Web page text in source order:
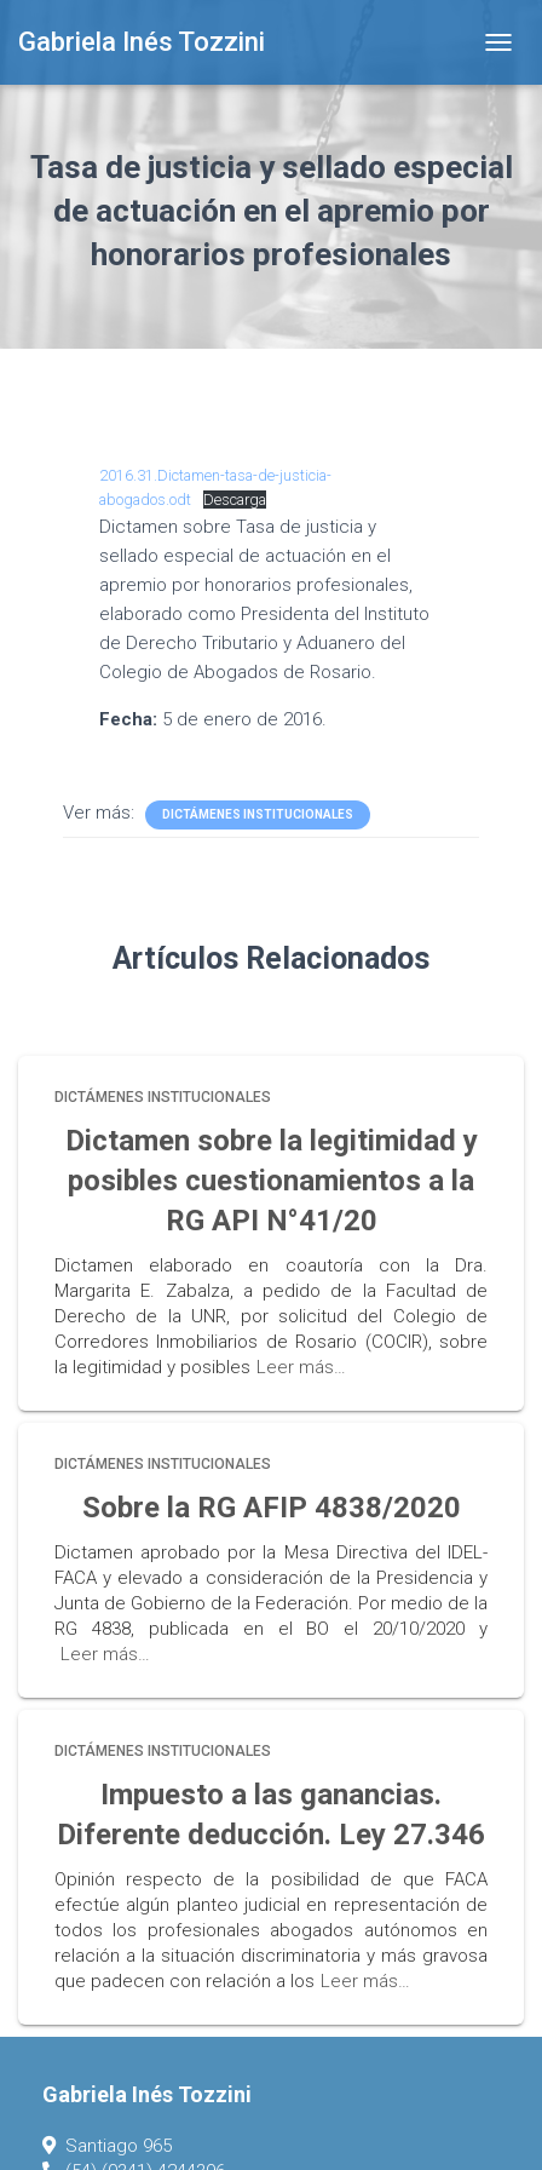
Gabriela Inés Tozzini
O
E
Tasa de justicia y sellado especial
de actuación en el apremio por
honorarios profesionales
2016.31.Dictamen-tasa-de-justicia-
abogados.odt
Descarga
Dictamen sobre Tasa de justicia y
sellado especial de actuación en el
apremio por honorarios profesionales,
elaborado como Presidenta del Instituto
de Derecho Tributario y Aduanero del
Colegio de Abogados de Rosario.
Fecha: 5 de enero de 2016.
Ver más: DICTÁMENES INSTITUCIONALES
Artículos Relacionados
DICTÁMENES INSTITUCIONALES
Dictamen sobre la legitimidad y
posibles cuestionamientos a la
RG API N°41/20
Dictamen elaborado en coautoría con la Dra.
Margarita E. Zabalza, a pedido de la Facultad de
Derecho de la UNR, por solicitud del Colegio de
Corredores Inmobiliarios de Rosario (COCIR), sobre
la legitimidad y posibles Leer más…
DICTÁMENES INSTITUCIONALES
Sobre la RG AFIP 4838/2020
Dictamen aprobado por la Mesa Directiva del IDEL-
FACA y elevado a consideración de la Presidencia y
Junta de Gobierno de la Federación. Por medio de la
RG 4838, publicada en el BO el 20/10/2020 y
Leer más…
DICTÁMENES INSTITUCIONALES
Impuesto a las ganancias.
Diferente deducción. Ley 27.346
Opinión respecto de la posibilidad de que FACA
efectúe algún planteo judicial en representación de
todos los profesionales abogados autónomos en
relación a la situación discriminatoria y más gravosa
que padecen con relación a los Leer más…
Gabriela Inés Tozzini
Santiago 965